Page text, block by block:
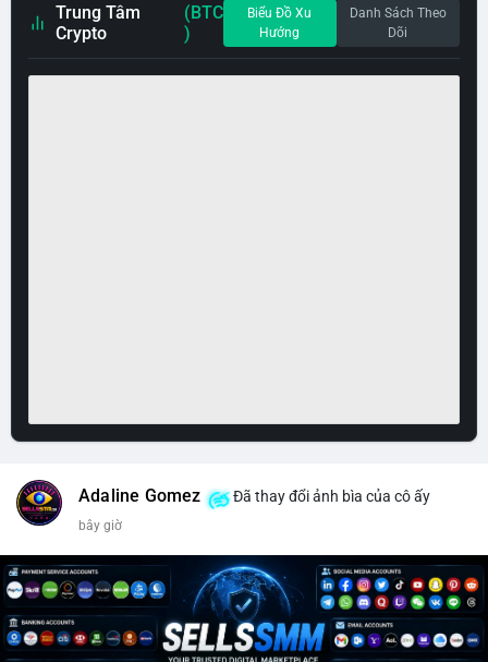
Trung Tâm
Crypto
(BTC
)
Biểu Đồ Xu
Hướng
Danh Sách Theo
Dõi
Adaline Gomez Đã thay đổi ảnh bìa của cô ấy
bây giờ